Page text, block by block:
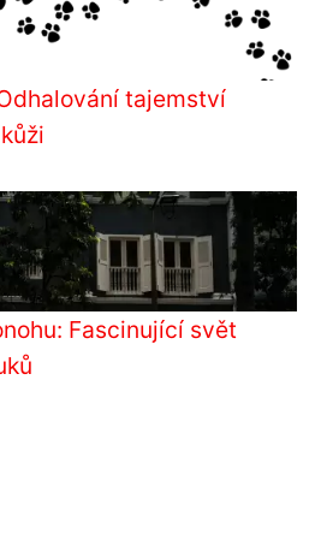
tajemství
Fascinující svět